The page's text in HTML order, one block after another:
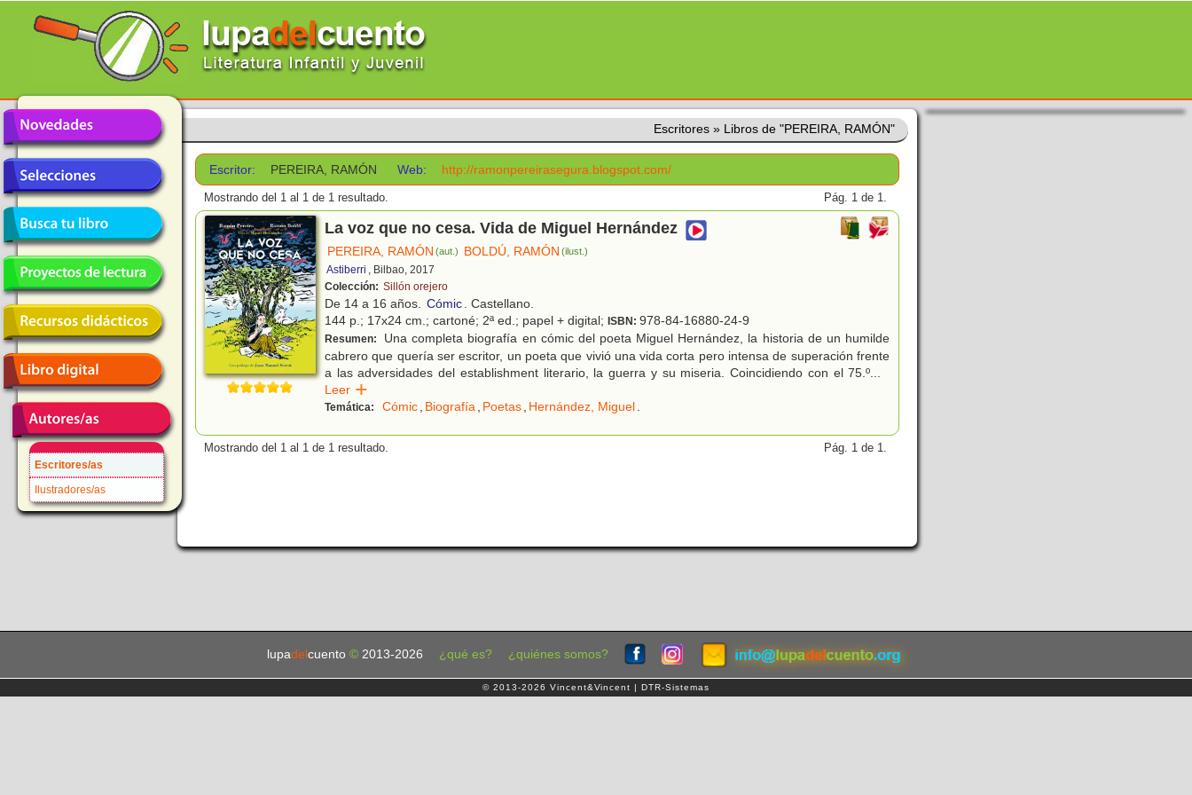
Escritores/as
Ilustradores/as
Escritores » Libros de "PEREIRA, RAMÓN"
Escritor: PEREIRA, RAMÓN Web: http://ramonpereirasegura.blogspot.com/
Mostrando del 1 al 1 de 1 resultado. Pág. 1 de 1.
La voz que no cesa. Vida de Miguel Hernández
PEREIRA, RAMÓN (aut.) BOLDÚ, RAMÓN (ilust.)
Astiberri , Bilbao, 2017
Colección: Sillón orejero
De 14 a 16 años. Cómic. Castellano.
144 p.; 17x24 cm.; cartoné; 2ª ed.; papel + digital; ISBN: 978-84-16880-24-9
Resumen:
Una completa biografía en cómic del poeta Miguel Hernández, la historia de un humilde
cabrero que quería ser escritor, un poeta que vivió una vida corta pero intensa de superación frente
a las adversidades del establishment literario, la guerra y su miseria. Coincidiendo con el 75.º...
Leer
Temática: Cómic, Biografía, Poetas, Hernández, Miguel.
Mostrando del 1 al 1 de 1 resultado. Pág. 1 de 1.
lupadel cuento © 2013-2026 ¿qué es? ¿quiénes somos?
© 2013-2026 Vincent&Vincent | DTR-Sistemas